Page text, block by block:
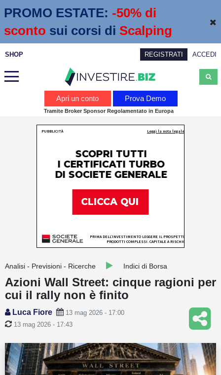
PROMO ESTATE: -50% di
sconto sui corsi di Scalping
SHOP REGISTRATI ACCEDI
Guide
Guru Monitor
Stagionalità
Apri un conto Prova Demo
Tramite Broker Sponsor Regolamentato in Europa
Analisi - Previsioni - Ricerche Indici di Borsa
Azioni Wall Street: cinque ragioni per
cui il rally non è finito
Luca Fiore
13 mag 2026 - 17:00
13 mag 2026 - 17:43